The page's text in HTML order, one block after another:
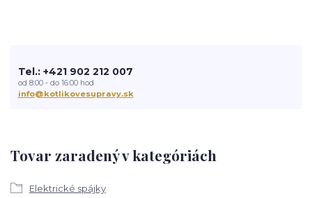
Tovar zaradený v kategóriách
Elektrické spájky
Tel.: +421 902 212 007
od 8:00 - do 16:00 hod
info@kotlikovesupravy.sk